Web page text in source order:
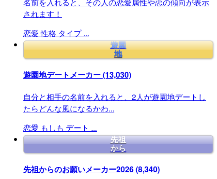
されます！
恋愛 性格 タイプ ...
遊園
地
遊園地デートメーカー(13,030)
自分と相手の名前を入れると、2人が遊園地デートし
たらどんな風になるかわ...
恋愛 もしも デート ...
先祖
から
先祖からのお願いメーカー2026(8,340)